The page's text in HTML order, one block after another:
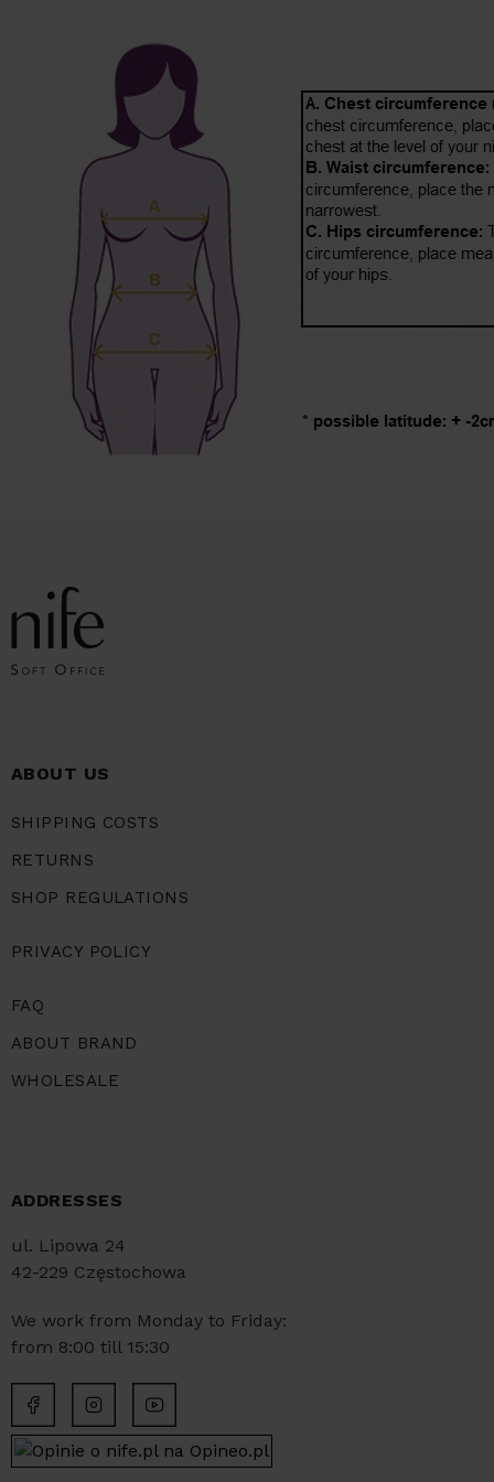
ABOUT US
SHIPPING COSTS
RETURNS
SHOP REGULATIONS
PRIVACY POLICY
FAQ
ABOUT BRAND
WHOLESALE
ADDRESSES
ul. Lipowa 24
42-229 Częstochowa
We work from Monday to Friday:
from 8:00 till 15:30